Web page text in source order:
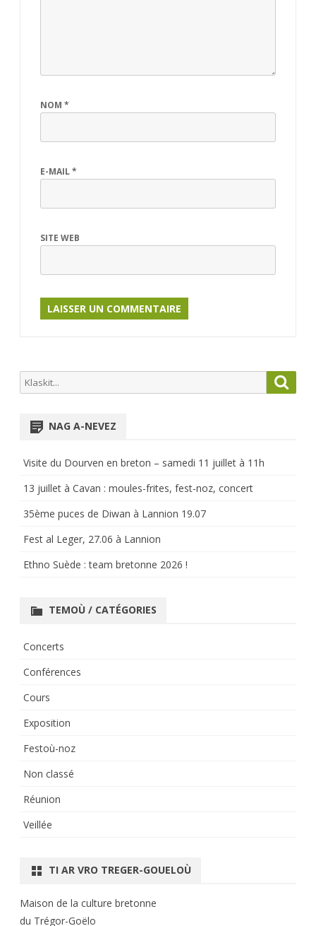
NOM *
E-MAIL*
SITE WEB
Search
for:
NAG A-NEVEZ
Visite du Dourven en breton – samedi 11 juillet à 11h
13 juillet à Cavan : moules-frites, fest-noz, concert
35ème puces de Diwan à Lannion 19.07
Fest al Leger, 27.06 à Lannion
Ethno Suède : team bretonne 2026 !
TEMOÙ / CATÉGORIES
Concerts
Conférences
Cours
Exposition
Festoù-noz
Non classé
Réunion
Veillée
TI AR VRO TREGER-GOUELOÙ
Maison de la culture bretonne
du Trégor-Goëlo